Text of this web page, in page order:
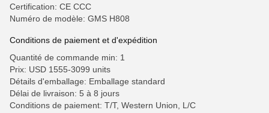
Certification: CE CCC
Numéro de modèle: GMS H808
Conditions de paiement et d'expédition
Quantité de commande min: 1
Prix: USD 1555-3099 units
Détails d'emballage: Emballage standard
Délai de livraison: 5 à 8 jours
Conditions de paiement: T/T, Western Union, L/C